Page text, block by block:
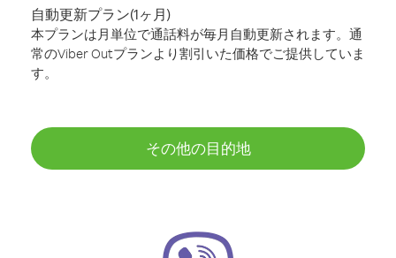
自動更新プラン(1ヶ月)
本プランは月単位で通話料が毎月自動更新されます。通
常のViber Outプランより割引いた価格でご提供していま
す。
その他の目的地